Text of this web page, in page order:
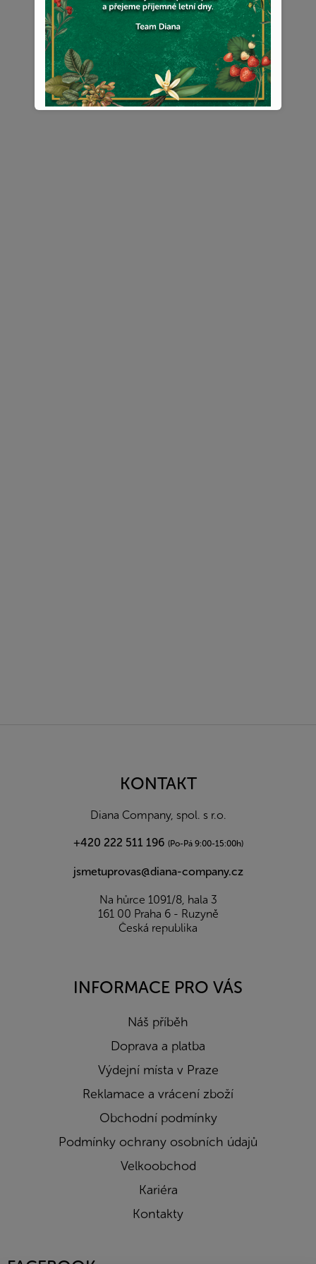
KONTAKT
Diana Company, spol. s r.o.
+420 222 511 196 (Po-Pá 9:00-15:00h)
jsmetuprovas@diana-company.cz
Na hůrce 1091/8, hala 3
161 00 Praha 6 - Ruzyně
Česká republika
INFORMACE PRO VÁS
Náš příběh
Doprava a platba
Výdejní místa v Praze
Reklamace a vrácení zboží
Obchodní podmínky
Podmínky ochrany osobních údajů
Velkoobchod
Kariéra
Kontakty